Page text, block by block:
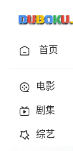
首页
电影
剧集
综艺